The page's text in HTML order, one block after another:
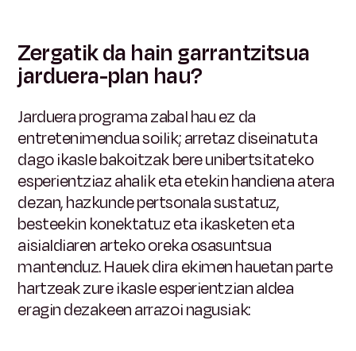
Zergatik da hain garrantzitsua
jarduera-plan hau?
Jarduera programa zabal hau ez da
entretenimendua soilik; arretaz diseinatuta
dago ikasle bakoitzak bere unibertsitateko
esperientziaz ahalik eta etekin handiena atera
dezan, hazkunde pertsonala sustatuz,
besteekin konektatuz eta ikasketen eta
aisialdiaren arteko oreka osasuntsua
mantenduz. Hauek dira ekimen hauetan parte
hartzeak zure ikasle esperientzian aldea
eragin dezakeen arrazoi nagusiak: